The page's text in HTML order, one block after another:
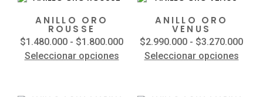
ANILLO ORO
ROUSSE
$1.480.000 - $1.800.000
Seleccionar opciones
ANILLO ORO
VENUS
$2.990.000 - $3.270.000
Seleccionar opciones